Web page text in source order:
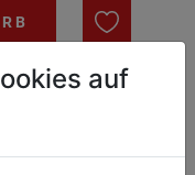
einfach per
auf